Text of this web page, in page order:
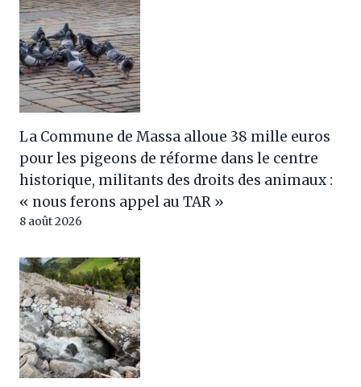
La Commune de Massa alloue 38 mille euros
pour les pigeons de réforme dans le centre
historique, militants des droits des animaux :
« nous ferons appel au TAR »
8 août 2026